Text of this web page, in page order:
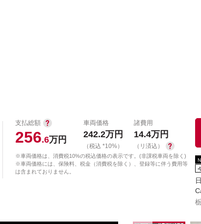
支払総額
256.6万円
車両価格
242.2万円
（税込 *10%）
諸費用
14.4万円
（リ済込）
※車両価格は、消費税10%の税込価格の表示です。(非課税車両を除く)
※車両価格には、保険料、税金（消費税を除く）、登録等に伴う費用等
は含まれておりません。